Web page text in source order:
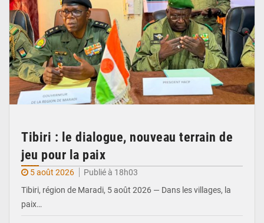
Tibiri : le dialogue, nouveau terrain de
jeu pour la paix
5 août 2026
Publié à 18h03
Tibiri, région de Maradi, 5 août 2026 — Dans les villages, la
paix…